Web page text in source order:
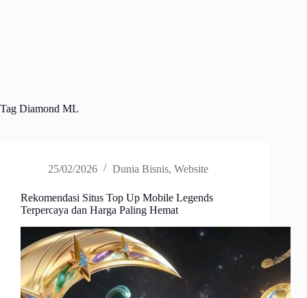
Tag Diamond ML
25/02/2026 Dunia Bisnis, Website
Rekomendasi Situs Top Up Mobile Legends
Terpercaya dan Harga Paling Hemat